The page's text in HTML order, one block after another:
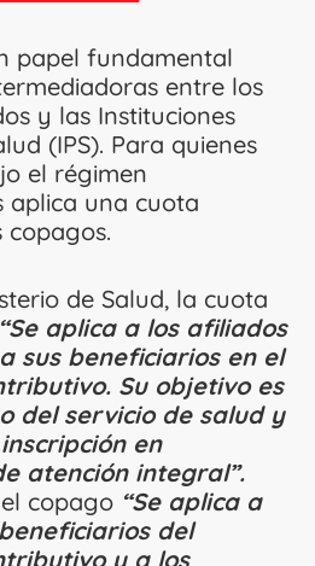
papel fundamental
entre los
y las Instituciones
(IPS). Para quienes
el régimen
aplica una cuota
de Salud, la cuota
“Se aplica a los afiliados
sus beneficiarios en el
Su objetivo es
del servicio de salud y
en
atención integral”.
copago “Se aplica a
del
y a los